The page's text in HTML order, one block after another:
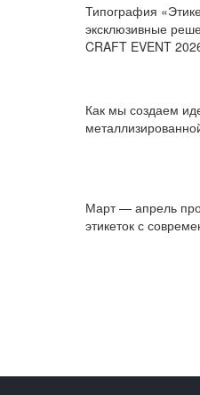
Типография
эксклюзивные
CRAFT EVENT
Как мы создаем
Март — апрель
этикеток с